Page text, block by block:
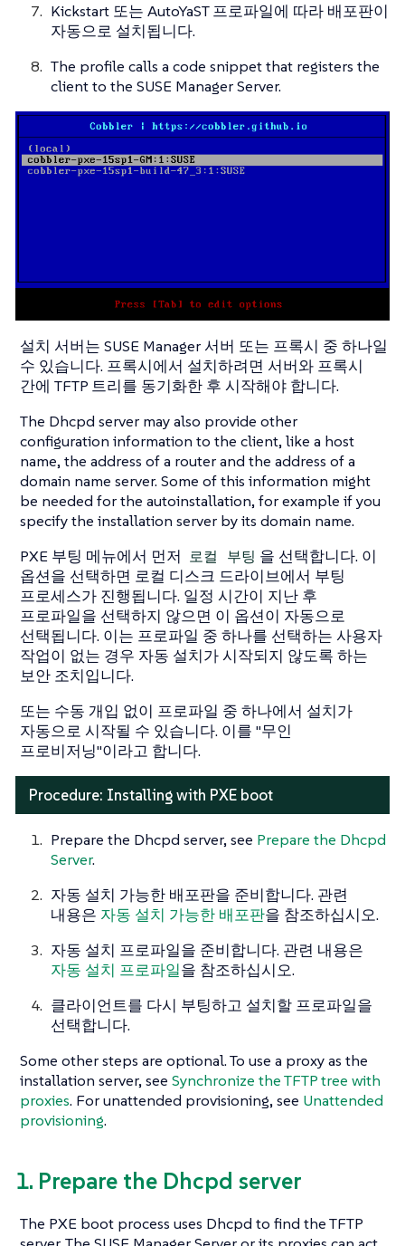
Kickstart 또는 AutoYaST 프로파일에 따라 배포판이
자동으로 설치됩니다.
The profile calls a code snippet that registers the
client to the SUSE Manager Server.
설치 서버는 SUSE Manager 서버 또는 프록시 중 하나일
수 있습니다. 프록시에서 설치하려면 서버와 프록시
간에 TFTP 트리를 동기화한 후 시작해야 합니다.
The Dhcpd server may also provide other
configuration information to the client, like a host
name, the address of a router and the address of a
domain name server. Some of this information might
be needed for the autoinstallation, for example if you
specify the installation server by its domain name.
PXE 부팅 메뉴에서 먼저
로컬 부팅 을 선택합니다. 이
옵션을 선택하면 로컬 디스크 드라이브에서 부팅
프로세스가 진행됩니다. 일정 시간이 지난 후
프로파일을 선택하지 않으면 이 옵션이 자동으로
선택됩니다. 이는 프로파일 중 하나를 선택하는 사용자
작업이 없는 경우 자동 설치가 시작되지 않도록 하는
보안 조치입니다.
또는 수동 개입 없이 프로파일 중 하나에서 설치가
자동으로 시작될 수 있습니다. 이를 "무인
프로비저닝"이라고 합니다.
Procedure: Installing with PXE boot
Prepare the Dhcpd server, see Prepare the Dhcpd
Server.
자동 설치 가능한 배포판을 준비합니다. 관련
내용은 자동 설치 가능한 배포판을 참조하십시오.
자동 설치 프로파일을 준비합니다. 관련 내용은
자동 설치 프로파일을 참조하십시오.
클라이언트를 다시 부팅하고 설치할 프로파일을
선택합니다.
Some other steps are optional. To use a proxy as the
installation server, see Synchronize the TFTP tree with
proxies. For unattended provisioning, see Unattended
provisioning.
1. Prepare the Dhcpd server
The PXE boot process uses Dhcpd to find the TFTP